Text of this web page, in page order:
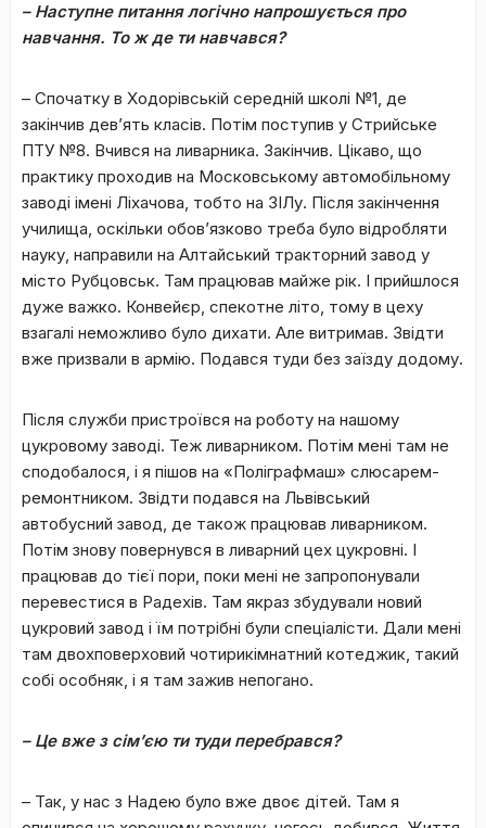
– Наступне питання логічно напрошується про
навчання. То ж де ти навчався?
– Спочатку в Ходорівській середній школі №1, де
закінчив дев’ять класів. Потім поступив у Стрийське
ПТУ №8. Вчився на ливарника. Закінчив. Цікаво, що
практику проходив на Московському автомобільному
заводі імені Ліхачова, тобто на ЗІЛу. Після закінчення
училища, оскільки обов’язково треба було відробляти
науку, направили на Алтайський тракторний завод у
місто Рубцовськ. Там працював майже рік. І прийшлося
дуже важко. Конвейєр, спекотне літо, тому в цеху
взагалі неможливо було дихати. Але витримав. Звідти
вже призвали в армію. Подався туди без заїзду додому.
Після служби пристроївся на роботу на нашому
цукровому заводі. Теж ливарником. Потім мені там не
сподобалося, і я пішов на «Поліграфмаш» слюсарем-
ремонтником. Звідти подався на Львівський
автобусний завод, де також працював ливарником.
Потім знову повернувся в ливарний цех цукровні. І
працював до тієї пори, поки мені не запропонували
перевестися в Радехів. Там якраз збудували новий
цукровий завод і їм потрібні були спеціалісти. Дали мені
там двохповерховий чотирикімнатний котеджик, такий
собі особняк, і я там зажив непогано.
– Це вже з сім’єю ти туди перебрався?
– Так, у нас з Надею було вже двоє дітей. Там я